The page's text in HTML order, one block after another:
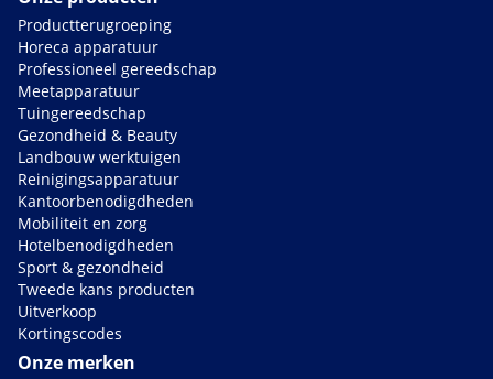
Productterugroeping
Horeca apparatuur
Professioneel gereedschap
Meetapparatuur
Tuingereedschap
Gezondheid & Beauty
Landbouw werktuigen
Reinigingsapparatuur
Kantoorbenodigdheden
Mobiliteit en zorg
Hotelbenodigdheden
Sport & gezondheid
Tweede kans producten
Uitverkoop
Kortingscodes
Onze merken